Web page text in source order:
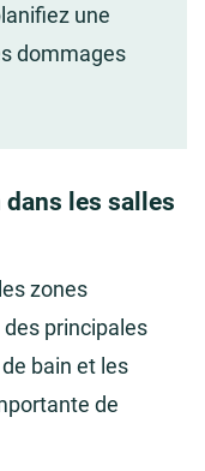
une
dommages
les salles
zones
des principales
bain et les
de